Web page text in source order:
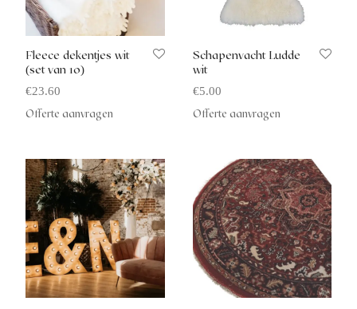
Fleece dekentjes wit
(set van 10)
€23.60
Offerte aanvragen
Schapenvacht Ludde
wit
€5.00
Offerte aanvragen